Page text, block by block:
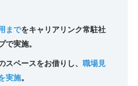
までをキャリアリンク常駐社
で実施。
スペースをお借りし、 職場見
実施。